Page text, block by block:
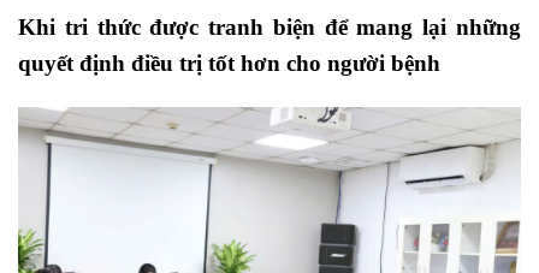
Khi tri thức được tranh biện để mang lại những
quyết định điều trị tốt hơn cho người bệnh